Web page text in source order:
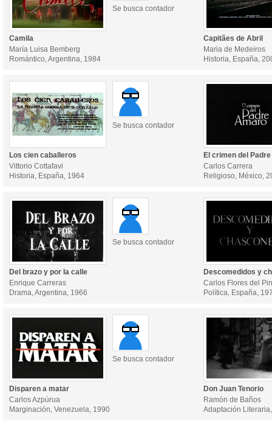
Se busca contador
Camila
María Luisa Bemberg
Romántico, Argentina, 1984
Capitães de Abril
Maria de Medeiros
Historia, España,
Se busca contador
Los cien caballeros
Vittorio Cottafavi
Historia, España, 1964
El crimen del
Carlos Carrera
Religioso, México,
Se busca contador
Del brazo y por la calle
Enrique Carreras
Drama, Argentina, 1966
Descomedidos y
Carlos Flores del
Política, España,
Se busca contador
Disparen a matar
Carlos Azpúrua
Marginación, Venezuela, 1990
Don Juan Tenorio
Ramón de Baños
Adaptación